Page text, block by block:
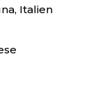
Italien